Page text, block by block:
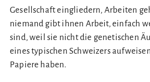
Gesellschaft eingliedern, Arbeiten
niemand gibt ihnen Arbeit, einfach
sind, weil sie nicht die genetischen
eines typischen Schweizers
Papiere haben.